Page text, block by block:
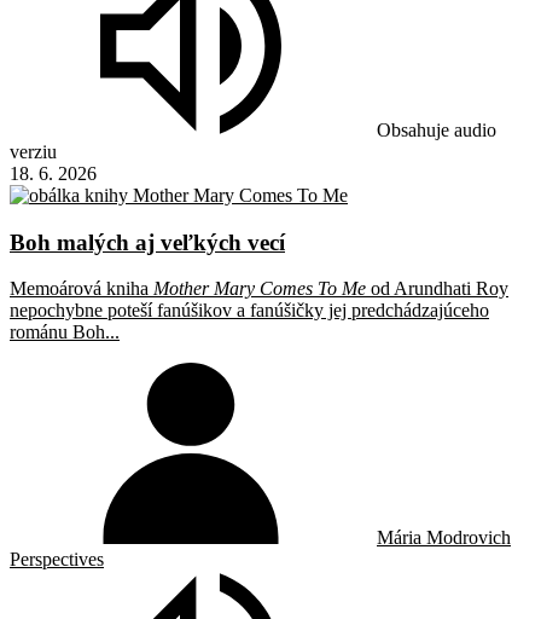
Obsahuje audio
verziu
18. 6. 2026
Boh malých aj veľkých vecí
Memoárová kniha Mother Mary Comes To Me od Arundhati Roy
nepochybne poteší fanúšikov a fanúšičky jej predchádzajúceho
románu Boh...
Mária Modrovich
Perspectives